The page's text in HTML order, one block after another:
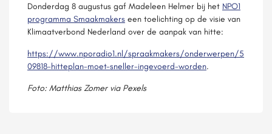
Donderdag 8 augustus gaf Madeleen Helmer bij het NPO1
programma Smaakmakers een toelichting op de visie van
Klimaatverbond Nederland over de aanpak van hitte:
https://www.nporadio1.nl/spraakmakers/onderwerpen/5
09818-hitteplan-moet-sneller-ingevoerd-worden.
Foto: Matthias Zomer via Pexels